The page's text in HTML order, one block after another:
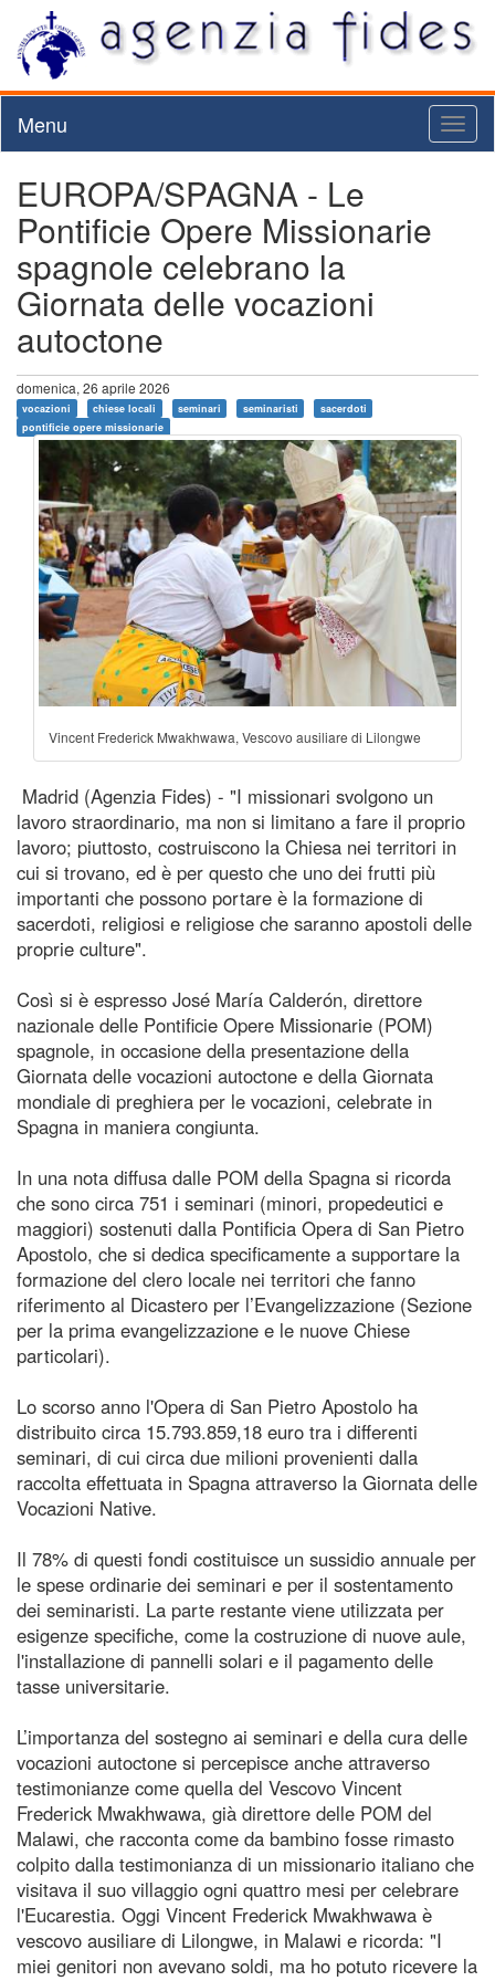
Menu
EUROPA/SPAGNA - Le
Pontificie Opere Missionarie
spagnole celebrano la
Giornata delle vocazioni
autoctone
domenica, 26 aprile 2026
vocazioni chiese locali seminari seminaristi
sacerdoti
pontificie opere missionarie
Vincent Frederick Mwakhwawa, Vescovo ausiliare di Lilongwe
Madrid (Agenzia Fides) - "I missionari svolgono un
lavoro straordinario, ma non si limitano a fare il proprio
lavoro; piuttosto, costruiscono la Chiesa nei territori in
cui si trovano, ed è per questo che uno dei frutti più
importanti che possono portare è la formazione di
sacerdoti, religiosi e religiose che saranno apostoli delle
proprie culture".
Così si è espresso José María Calderón, direttore
nazionale delle Pontificie Opere Missionarie (POM)
spagnole, in occasione della presentazione della
Giornata delle vocazioni autoctone e della Giornata
mondiale di preghiera per le vocazioni, celebrate in
Spagna in maniera congiunta.
In una nota diffusa dalle POM della Spagna si ricorda
che sono circa 751 i seminari (minori, propedeutici e
maggiori) sostenuti dalla Pontificia Opera di San Pietro
Apostolo, che si dedica specificamente a supportare la
formazione del clero locale nei territori che fanno
riferimento al Dicastero per l’Evangelizzazione (Sezione
per la prima evangelizzazione e le nuove Chiese
particolari).
Lo scorso anno l'Opera di San Pietro Apostolo ha
distribuito circa 15.793.859,18 euro tra i differenti
seminari, di cui circa due milioni provenienti dalla
raccolta effettuata in Spagna attraverso la Giornata delle
Vocazioni Native.
Il 78% di questi fondi costituisce un sussidio annuale per
le spese ordinarie dei seminari e per il sostentamento
dei seminaristi. La parte restante viene utilizzata per
esigenze specifiche, come la costruzione di nuove aule,
l'installazione di pannelli solari e il pagamento delle
tasse universitarie.
L’importanza del sostegno ai seminari e della cura delle
vocazioni autoctone si percepisce anche attraverso
testimonianze come quella del Vescovo Vincent
Frederick Mwakhwawa, già direttore delle POM del
Malawi, che racconta come da bambino fosse rimasto
colpito dalla testimonianza di un missionario italiano che
visitava il suo villaggio ogni quattro mesi per celebrare
l'Eucarestia. Oggi Vincent Frederick Mwakhwawa è
vescovo ausiliare di Lilongwe, in Malawi e ricorda: "I
miei genitori non avevano soldi, ma ho potuto ricevere la